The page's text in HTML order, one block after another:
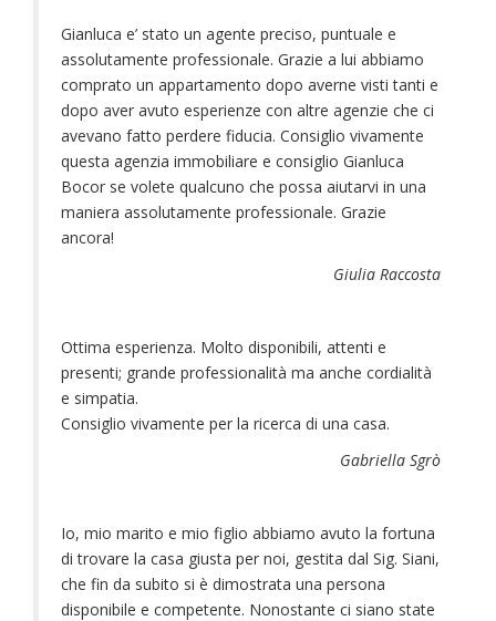
Gianluca e’ stato un agente preciso, puntuale e
assolutamente professionale. Grazie a lui abbiamo
comprato un appartamento dopo averne visti tanti e
dopo aver avuto esperienze con altre agenzie che ci
avevano fatto perdere fiducia. Consiglio vivamente
questa agenzia immobiliare e consiglio Gianluca
Bocor se volete qualcuno che possa aiutarvi in una
maniera assolutamente professionale. Grazie
ancora!
Giulia Raccosta
Ottima esperienza. Molto disponibili, attenti e
presenti; grande professionalità ma anche cordialità
e simpatia.
Consiglio vivamente per la ricerca di una casa.
Gabriella Sgrò
Io, mio marito e mio figlio abbiamo avuto la fortuna
di trovare la casa giusta per noi, gestita dal Sig. Siani,
che fin da subito si è dimostrata una persona
disponibile e competente. Nonostante ci siano state